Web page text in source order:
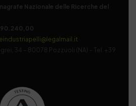
Nazionale delle Ricerche del
34 – 80078 Pozzuoli (NA) – Tel. +39